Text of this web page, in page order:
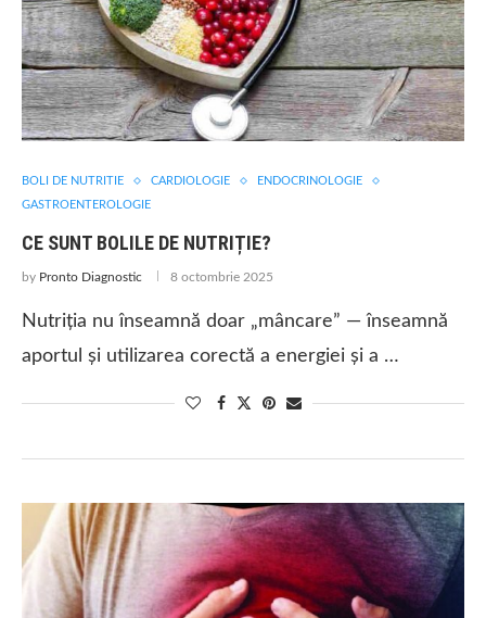
BOLI DE NUTRITIE CARDIOLOGIE
ENDOCRINOLOGIE
GASTROENTEROLOGIE
CE SUNT BOLILE DE NUTRIȚIE?
by Pronto Diagnostic 8 octombrie 2025
Nutriția nu înseamnă doar „mâncare” — înseamnă
aportul și utilizarea corectă a energiei și a …